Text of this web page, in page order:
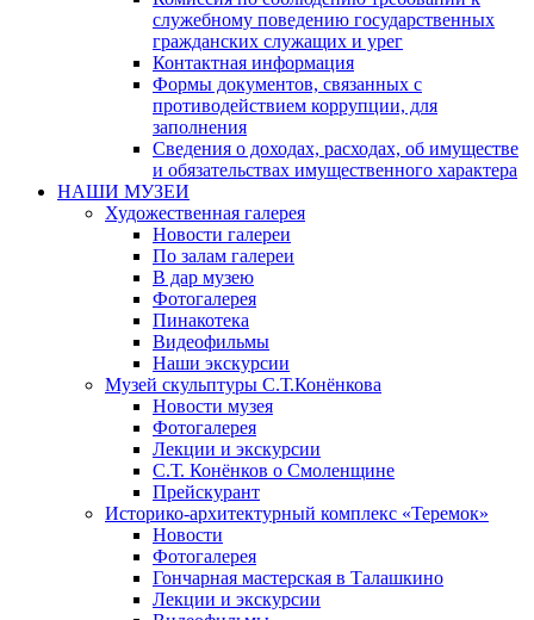
служебному поведению государственных
гражданских служащих и урег
Контактная информация
Формы документов, связанных с
противодействием коррупции, для
заполнения
Сведения о доходах, расходах, об имуществе
и обязательствах имущественного характера
НАШИ МУЗЕИ
Художественная галерея
Новости галереи
По залам галереи
В дар музею
Фотогалерея
Пинакотека
Видеофильмы
Наши экскурсии
Музей скульптуры С.Т.Конёнкова
Новости музея
Фотогалерея
Лекции и экскурсии
С.Т. Конёнков о Смоленщине
Прейскурант
Историко-архитектурный комплекс «Теремок»
Новости
Фотогалерея
Гончарная мастерская в Талашкино
Лекции и экскурсии